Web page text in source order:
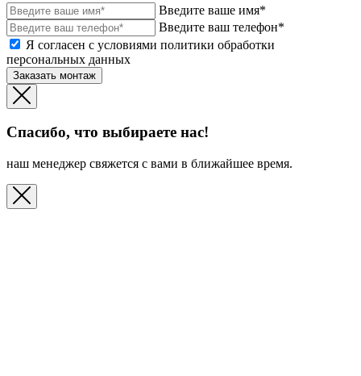
Введите ваше имя*
Введите ваш телефон*
Я согласен с условиями политики обработки
персональных данных
Заказать монтаж
Спасибо, что выбираете нас!
наш менеджер свяжется с вами в ближайшее время.